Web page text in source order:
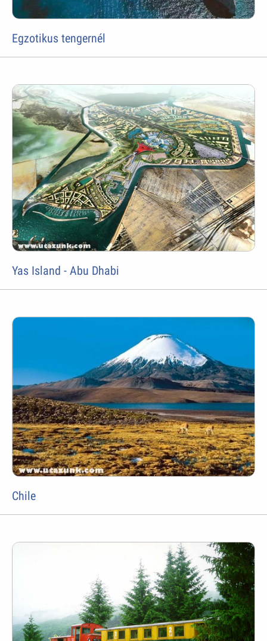
Egzotikus tengernél
Yas Island - Abu Dhabi
Chile